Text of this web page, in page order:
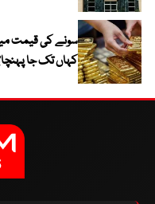
سونے کی قیمت
کہاں تک جا